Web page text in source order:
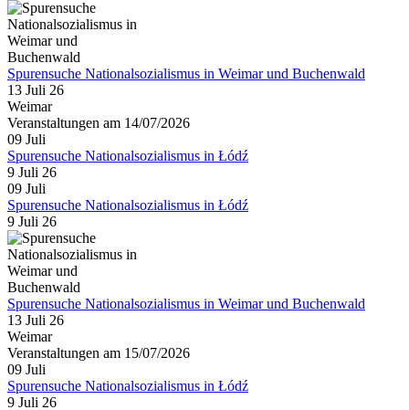
Spurensuche Nationalsozialismus in Weimar und Buchenwald
13 Juli 26
Weimar
Veranstaltungen am 14/07/2026
09 Juli
Spurensuche Nationalsozialismus in Łódź
9 Juli 26
09 Juli
Spurensuche Nationalsozialismus in Łódź
9 Juli 26
Spurensuche Nationalsozialismus in Weimar und Buchenwald
13 Juli 26
Weimar
Veranstaltungen am 15/07/2026
09 Juli
Spurensuche Nationalsozialismus in Łódź
9 Juli 26